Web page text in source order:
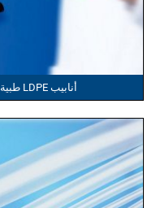
أنابيب LDPE طبية ملونة، RSFR-MT-90H-FZR-X